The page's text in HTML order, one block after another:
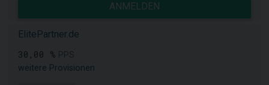
ANMELDEN
ElitePartner.de
30,00 %
weitere Provisionen